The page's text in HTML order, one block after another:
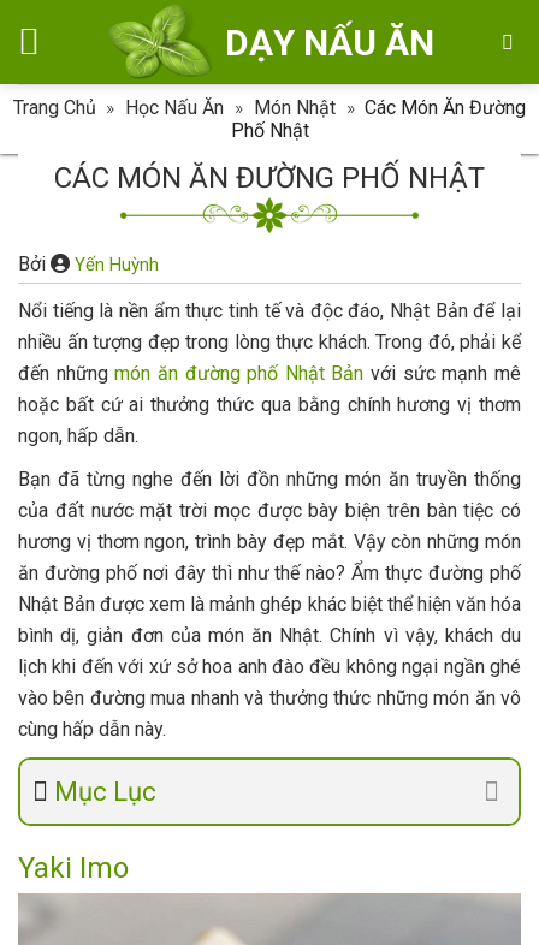
DẠY NẤU ĂN
Trang Chủ » Học Nấu Ăn » Món Nhật » Các Món Ăn Đường
Phố Nhật
CÁC MÓN ĂN ĐƯỜNG PHỐ NHẬT
Bởi Yến Huỳnh
Nổi tiếng là nền ẩm thực tinh tế và độc đáo, Nhật Bản để lại
nhiều ấn tượng đẹp trong lòng thực khách. Trong đó, phải kể
đến nhữngmón ăn đường phố Nhật Bản với sức mạnh mê
hoặc bất cứ ai thưởng thức qua bằng chính hương vị thơm
ngon, hấp dẫn.
Bạn đã từng nghe đến lời đồn những món ăn truyền thống
của đất nước mặt trời mọc được bày biện trên bàn tiệc có
hương vị thơm ngon, trình bày đẹp mắt. Vậy còn những món
ăn đường phố nơi đây thì như thế nào? Ẩm thực đường phố
Nhật Bản được xem là mảnh ghép khác biệt thể hiện văn hóa
bình dị, giản đơn của món ăn Nhật. Chính vì vậy, khách du
lịch khi đến với xứ sở hoa anh đào đều không ngại ngần ghé
vào bên đường mua nhanh và thưởng thức những món ăn vô
cùng hấp dẫn này.
Mục Lục
Yaki Imo